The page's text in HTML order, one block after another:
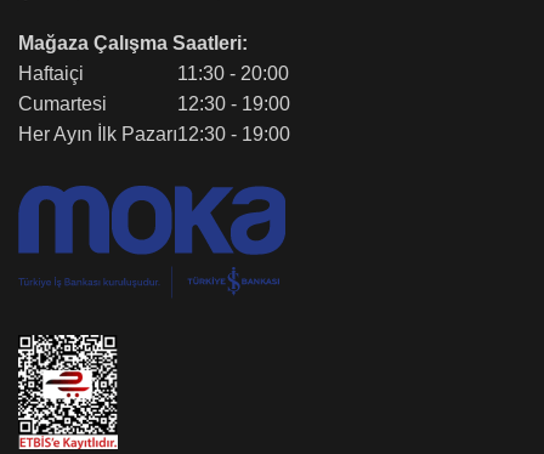
Mağaza Çalışma Saatleri:
Haftaiçi
Cumartesi
Her Ayın İlk Pazarı
11:30 - 20:00
12:30 - 19:00
12:30 - 19:00